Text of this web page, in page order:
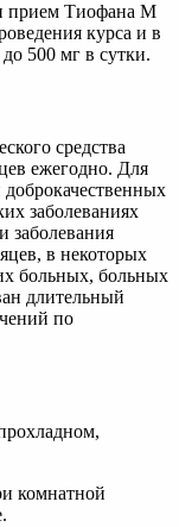
прием Тиофана М
курса и в
до 500 мг в сутки.
средства
ежегодно. Для
заболеваниях
заболевания
в некоторых
больных, больных
длительный
по
комнатной